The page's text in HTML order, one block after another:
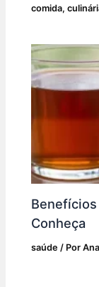
comida,
Benefícios
Conheça
saúde / Por